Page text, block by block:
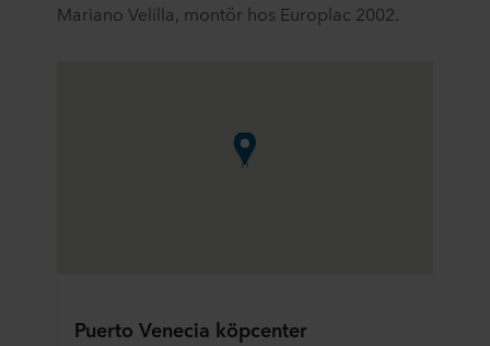
Mariano Velilla, montör hos Europlac 2002.
Puerto Venecia köpcenter